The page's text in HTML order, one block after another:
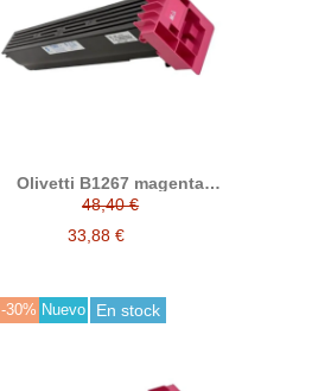
Olivetti B1267 magenta
tóner compatible
48,40 €
33,88 €
-30% Nuevo En stock